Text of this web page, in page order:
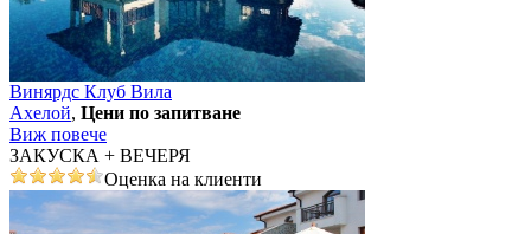
Винярдс Клуб Вила
Ахелой, Цени по запитване
Виж повече
ЗАКУСКА + ВЕЧЕРЯ
Оценка на клиенти